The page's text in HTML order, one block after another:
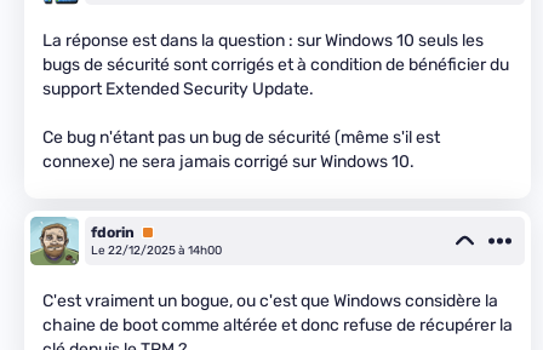
La réponse est dans la question : sur Windows 10 seuls les
bugs de sécurité sont corrigés et à condition de bénéficier du
support Extended Security Update.
Ce bug n'étant pas un bug de sécurité (même s'il est
connexe) ne sera jamais corrigé sur Windows 10.
fdorin
Premium
Le 22/12/2025 à 14h00
C'est vraiment un bogue, ou c'est que Windows considère la
chaine de boot comme altérée et donc refuse de récupérer la